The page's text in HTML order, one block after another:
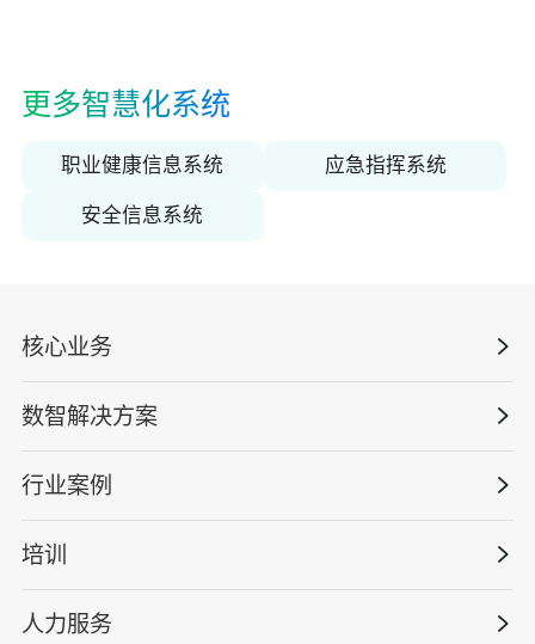
更多智慧化系统
职业健康信息系统 应急指挥系统
安全信息系统
核心业务
数智安全科技
安全战略咨询
管理体系建设
安全技能提升
工程安全服务
数智解决方案
量化安全云
智慧化系统
智能终端
行业案例
政府安全监管
工程建设/地产物业
培训
版权安全课程
人力服务